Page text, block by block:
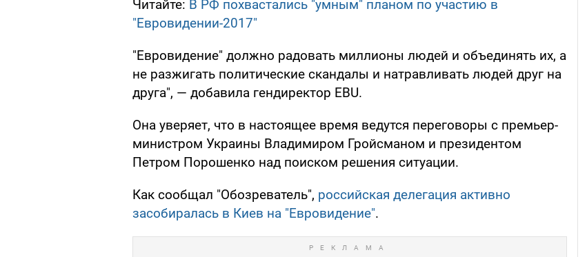
Читайте: В РФ похвастались "умным" планом по участию в
"Евровидении-2017"
"Евровидение" должно радовать миллионы людей и объединять их, а
не разжигать политические скандалы и натравливать людей друг на
друга", — добавила гендиректор EBU.
Она уверяет, что в настоящее время ведутся переговоры с премьер-
министром Украины Владимиром Гройсманом и президентом
Петром Порошенко над поиском решения ситуации.
Как сообщал "Обозреватель", российская делегация активно
засобиралась в Киев на "Евровидение".